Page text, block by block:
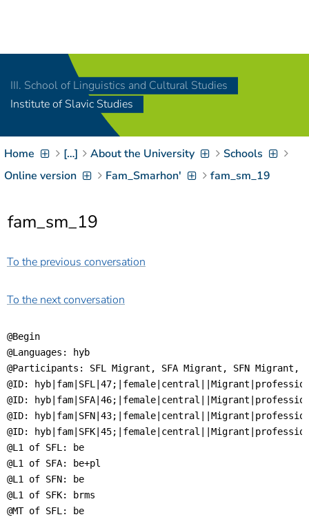
[Access-Key 8]
Zum Inhalt springen
[Access-Key 2
Zur Suche springen
[Access-Key 4]
Zur Hauptnavigation
springen[ Access-Key
Zur
springen
III. School of Linguistics and Cultural Studies
Institute of Slavic Studies
Home […] About the University
Schools
Online version
Fam_Smarhon' fam_sm_19
fam_sm_19
To the previous conversation
To the next conversation
@Begin
@Languages: hyb
@Participants: SFL Migrant, SFA Migrant, SFN Migrant,
@ID:
@ID:
@ID:
@ID:
@L1 of SFL: be
@L1 of SFA: be+pl
@L1 of SFN: be
@L1 of SFK: brms
@MT of SFL: be